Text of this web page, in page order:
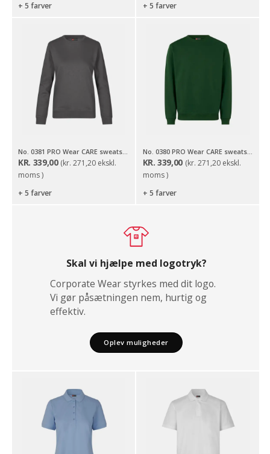
+ 5 farver
+ 5 farver
KR. 339,00 (kr. 271,20 ekskl.
moms )
+ 5 farver
No. 0380 PRO Wear CARE sweatshirt | ubørstet
KR. 339,00 (kr. 271,20ekskl.
moms )
+ 5 farver
Skal vi hjælpe med logotryk?
Corporate Wear styrkes med dit logo.
Vi gør påsætningen nem, hurtig og
effektiv.
Oplev muligheder